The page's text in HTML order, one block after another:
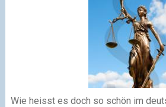
Wie heisst es doch so schön im